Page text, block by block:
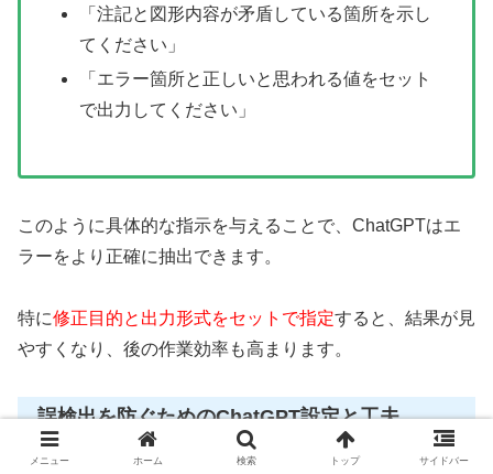
「注記と図形内容が矛盾している箇所を示し
てください」
「エラー箇所と正しいと思われる値をセット
で出力してください」
このように具体的な指示を与えることで、ChatGPTはエ
ラーをより正確に抽出できます。
特に修正目的と出力形式をセットで指定すると、結果が見
やすくなり、後の作業効率も高まります。
誤検出を防ぐためのChatGPT設定と工夫
メニュー ホーム 検索 トップ サイドバー